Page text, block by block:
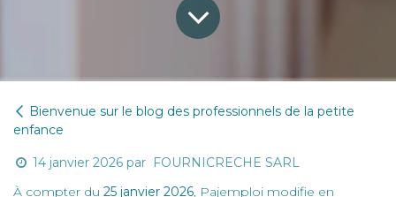
Bienvenue sur le blog des professionnels de la petite
enfance
14 janvier 2026 par
FOURNICRECHE SARL
À compter du 25 janvier 2026, Pajemploi modifie en